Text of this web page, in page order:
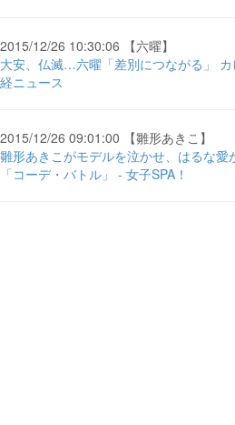
2015/12/26 10:30:06 【六曜】
大安、仏滅…六曜「差別につながる」
経ニュース
2015/12/26 09:01:00 【雛形あきこ】
雛形あきこがモデルを泣かせ、はるな
「コーデ・バトル」 - 女子SPA！